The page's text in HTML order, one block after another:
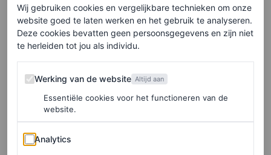
kerstkaart met nooit eerder vertoonde foto
van hun kinderen
ELISE TAYLOR
Annus horribilis
Het is een betekenisvolle keuze voor Middleton: in plaats
van een nieuwe fotoshoot te organiseren van haar
Wij gebruiken cookies en vergelijkbare technieken om onze
website goed te laten werken en het gebruik te analyseren.
Deze cookies bevatten geen persoonsgegevens en zijn niet
te herleiden tot jou als individu.
Werking van de website
Werking van de website Altijd aan
Essentiële cookies voor het functioneren van de
website.
Analytics
Analytics